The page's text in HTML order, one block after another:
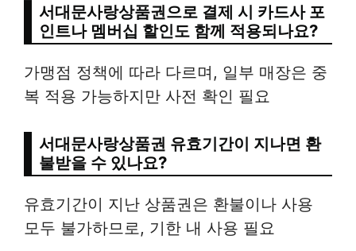
서대문사랑상품권으로 결제 시 카드사 포
인트나 멤버십 할인도 함께 적용되나요?
가맹점 정책에 따라 다르며, 일부 매장은 중
복 적용 가능하지만 사전 확인 필요
서대문사랑상품권 유효기간이 지나면 환
불받을 수 있나요?
유효기간이 지난 상품권은 환불이나 사용
모두 불가하므로, 기한 내 사용 필요